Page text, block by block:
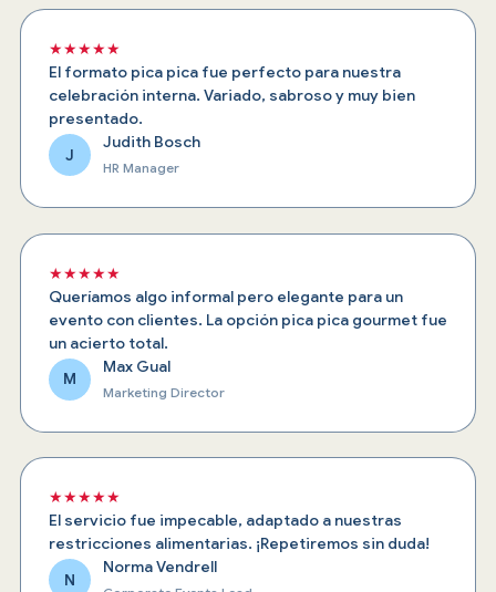
★★★★★
El formato pica pica fue perfecto para nuestra
celebración interna. Variado, sabroso y muy bien
presentado.
J
Judith Bosch
HR Manager
★★★★★
Queríamos algo informal pero elegante para un
evento con clientes. La opción pica pica gourmet fue
un acierto total.
M
Max Gual
Marketing Director
★★★★★
El servicio fue impecable, adaptado a nuestras
restricciones alimentarias. ¡Repetiremos sin duda!
N
Norma Vendrell